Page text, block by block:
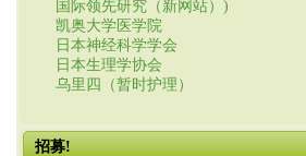
国际领先研究（新网站）)
凯奥大学医学院
日本神经科学学会
日本生理学协会
乌里四（暂时护理）
招募!